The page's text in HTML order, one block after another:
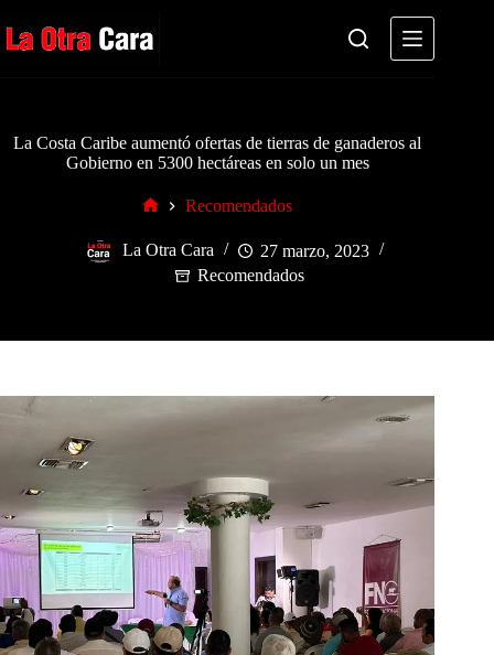
al
contenido
La Costa Caribe aumentó ofertas de tierras de ganaderos al
Gobierno en 5300 hectáreas en solo un mes
Recomendados
La Otra Cara
27 marzo, 2023
Recomendados